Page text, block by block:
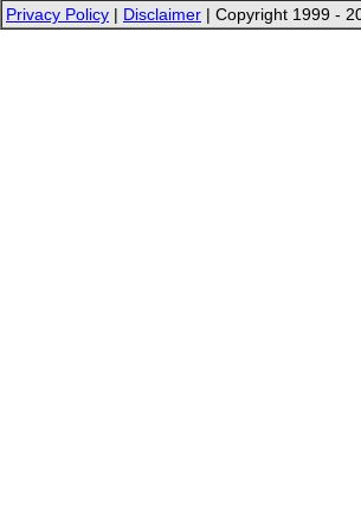
Privacy Policy | Disclaimer | Copyright 1999 -